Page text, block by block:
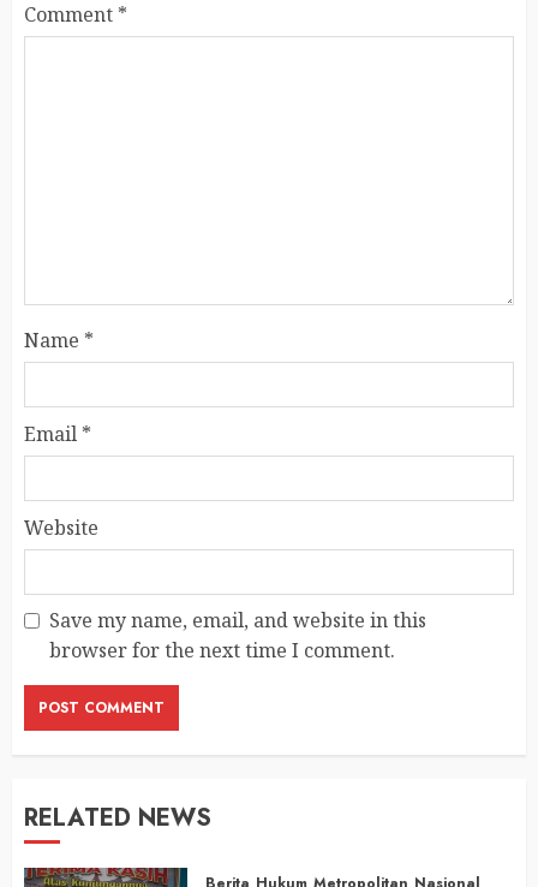
Comment *
Name *
Email *
Website
Save my name, email, and website in this
browser for the next time I comment.
RELATED NEWS